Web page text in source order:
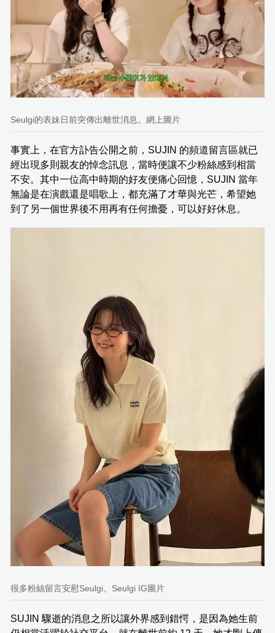
Seulgi的表妹日前突傳出離世消息。網上圖片
事實上，在官方訃告公開之前，SUJIN 的頻道留言區就已
經出現多則親友的悼念訊息，當時便讓不少粉絲感到相當
不安。其中一位高中時期的好友便痛心回憶，SUJIN 當年
無論是在演戲還是唱歌上，都充滿了才華與光芒，希望她
到了另一個世界後不用再有任何擔憂，可以好好休息。
很多粉絲留言安慰Seulgi。Seulgi IG圖片
SUJIN 驟逝的消息之所以讓外界感到錯愕，是因為她生前